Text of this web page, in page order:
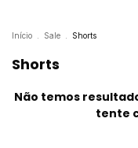
Início Sale Shorts
Shorts
Não temos
tente